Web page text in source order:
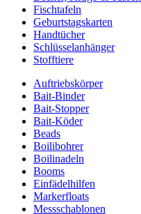
Fischtafeln
Geburtstagskarten
Handtücher
Schlüsselanhänger
Stofftiere
Auftriebskörper
Bait-Binder
Bait-Stopper
Bait-Köder
Beads
Boilibohrer
Boilinadeln
Booms
Einfädelhilfen
Markerfloats
Messschablonen